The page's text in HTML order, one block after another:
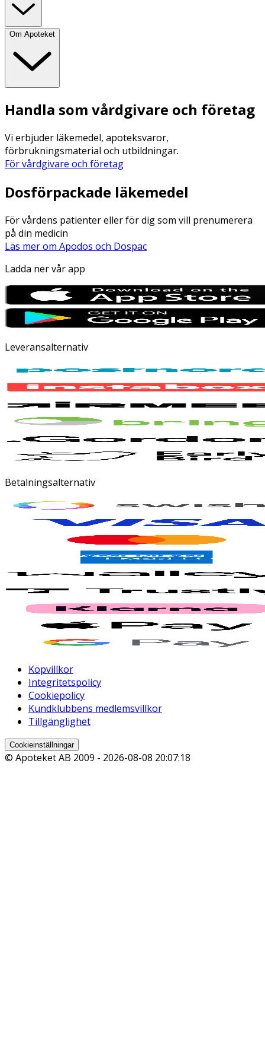
Om Apoteket
Handla som vårdgivare och företag
Vi erbjuder läkemedel, apoteksvaror,
förbrukningsmaterial och utbildningar.
För vårdgivare och företag
Dosförpackade läkemedel
För vårdens patienter eller för dig som vill prenumerera
på din medicin
Läs mer om Apodos och Dospac
Ladda ner vår app
Leveransalternativ
Betalningsalternativ
Köpvillkor
Integritetspolicy
Cookiepolicy
Kundklubbens medlemsvillkor
Tillgänglighet
Cookieinställningar
© Apoteket AB 2009 - 2026-08-08 20:07:18